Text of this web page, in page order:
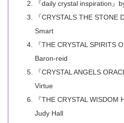
『daily crystal inspiration』
『CRYSTALS THE STONE
Smart
『THE CRYSTAL SPIRITS
Baron-reid
『CRYSTAL ANGELS
Virtue
『THE CRYSTAL WISDOM
Judy Hall